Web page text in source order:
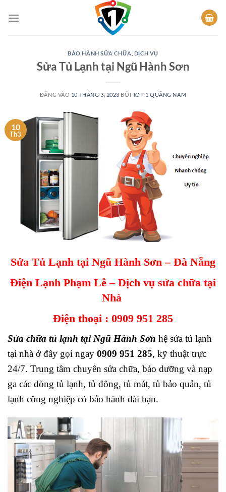
qua
BẢO HÀNH SỮA CHỮA DỊCH VỤ
Sửa Tủ Lạnh tại Ngũ Hành Sơn
ĐĂNG VÀO 10 THÁNG 3, 2023 BỞI TOP 1 QUẢNG NAM
10
Th3
Sửa Tủ Lạnh tại Ngũ Hành Sơn – Đà Nẵng
Điện Lạnh Phạm Lê – Dịch vụ sửa chữa tại
Nhà
Điện thoại : 0909 951 285
Sửa chữa tủ lạnh tại Ngũ Hành Sơn hệ sửa tủ lạnh
tại nhà ở đây gọi ngay 0909 951 285, kỹ thuật trực
24/7. Trung tâm chuyên sửa chữa, bảo dưỡng và nạp
ga các dòng tủ lạnh, tủ đông, tủ mát, tủ bảo quản, tủ
lạnh công nghiệp có bảo hành dài hạn.